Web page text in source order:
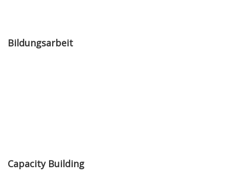
Bildungsarbeit
Capacity Building